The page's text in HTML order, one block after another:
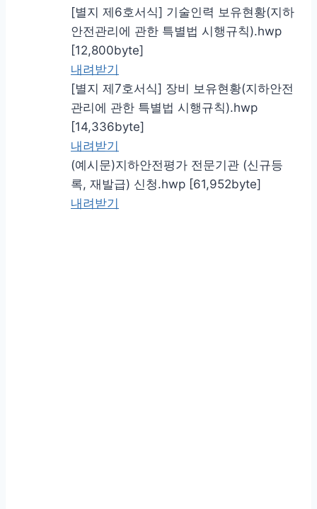
[별지 제6호서식] 기술인력 보유현황(지하
안전관리에 관한 특별법 시행규칙).hwp
[12,800byte]
내려받기
[별지 제7호서식] 장비 보유현황(지하안전
관리에 관한 특별법 시행규칙).hwp
[14,336byte]
내려받기
(예시문)지하안전평가 전문기관 (신규등
록, 재발급) 신청.hwp [61,952byte]
내려받기